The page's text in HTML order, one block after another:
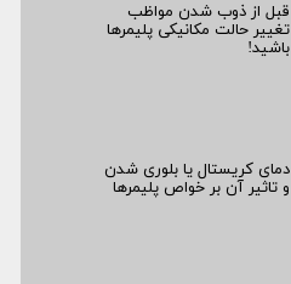
قبل از ذوب شدن مواظب
تغییر حالت مکانیکی پلیمرها
باشید!
دمای کریستال یا بلوری شدن
و تاثیر آن بر خواص پلیمرها